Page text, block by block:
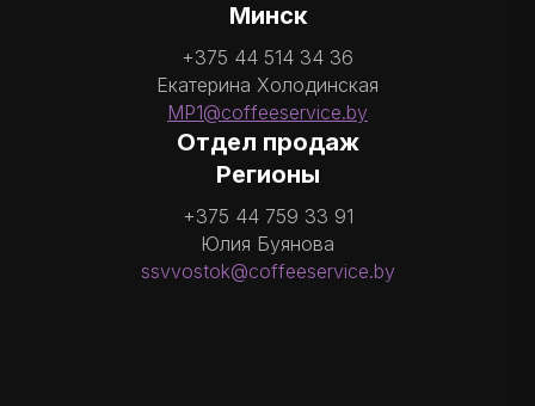
Минск
+375 44 514 34 36
Екатерина Холодинская
MP1@coffeeservice.by
Отдел продаж
Регионы
+375 44 759 33 91
Юлия Буянова
ssvvostok@coffeeservice.by